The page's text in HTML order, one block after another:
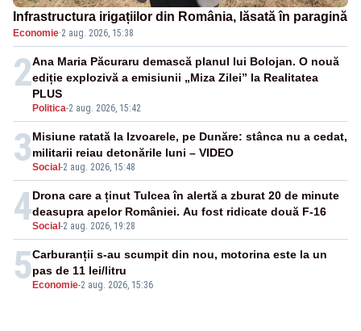
Infrastructura irigațiilor din România, lăsată în paragină
Economie·2 aug. 2026, 15:38
2
Politica-2 aug. 2026, 15:42
Ana Maria Păcuraru demască planul lui Bolojan. O nouă
ediție explozivă a emisiunii „Miza Zilei” la Realitatea
PLUS
3Social -2 aug. 2026, 15:48
Misiune ratată la Izvoarele, pe Dunăre: stânca nu a cedat,
militarii reiau detonările luni – VIDEO
4Social -2 aug. 2026, 19:28
Drona care a ținut Tulcea în alertă a zburat 20 de minute
deasupra apelor României. Au fost ridicate două F-16
5 Economie-2 aug. 2026, 15:36
Carburanții s-au scumpit din nou, motorina este la un
pas de 11 lei/litru